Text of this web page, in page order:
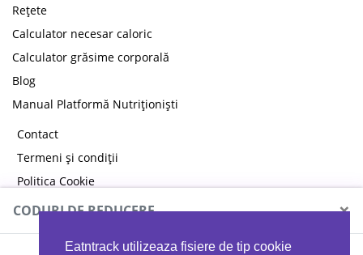
Eatntrack utilizeaza fisiere de tip cookie
Rețete
Calculator necesar caloric
Calculator grăsime corporală
Blog
Manual Platformă Nutriționiști
Contact
Termeni și condiții
Politica Cookie
Politica de confidențialitate
CODURI DE REDUCERE ×